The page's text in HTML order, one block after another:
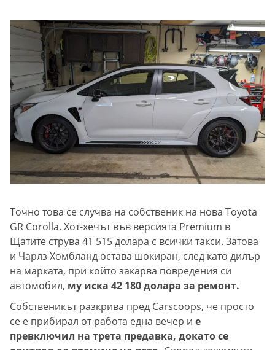
Точно това се случва на собственик на нова Toyota
GR Corolla. Хот-хечът във версията Prеmium в
Щатите струва 41 515 долара с всички такси. Затова
и Чарлз Хомбланд остава шокиран, след като дилър
на марката, при който закарва повредения си
автомобил, му иска 42 180 долара за ремонт.
Собственикът разкрива пред Carscoops, че просто
се е прибирал от работа една вечер и е
превключил на трета предавка, докато се